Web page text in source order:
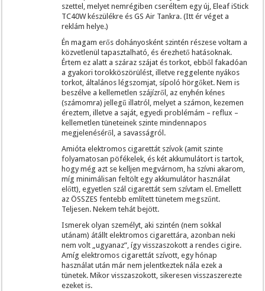
szettel, melyet nemrégiben cseréltem egy új, Eleaf iStick
TC40W készülékre és GS Air Tankra. (Itt ér véget a
reklám helye.)
Én magam erős dohányosként szintén részese voltam a
közvetlenül tapasztalható, és érezhető hatásoknak.
Értem ez alatt a száraz szájat és torkot, ebből fakadóan
a gyakori torokköszörülést, illetve reggelente nyákos
torkot, általános légszomjat, sípoló hörgőket. Nem is
beszélve a kellemetlen szájízről, az enyhén kénes
(számomra) jellegű illatról, melyet a számon, kezemen
éreztem, illetve a saját, egyedi problémám – reflux –
kellemetlen tüneteinek szinte mindennapos
megjelenéséről, a savasságról.
Amióta elektromos cigarettát szívok (amit szinte
folyamatosan pöfékelek, és két akkumulátort is tartok,
hogy még azt se kelljen megvárnom, ha szívni akarom,
míg minimálisan feltölt egy akkumulátor használat
előtt), egyetlen szál cigarettát sem szívtam el. Emellett
az ÖSSZES fentebb említett tünetem megszűnt.
Teljesen. Nekem tehát bejött.
Ismerek olyan személyt, aki szintén (nem sokkal
utánam) átállt elektromos cigarettára, azonban neki
nem volt „ugyanaz”, így visszaszokott a rendes cigire.
Amíg elektromos cigarettát szívott, egy hónap
használat után már nem jelentkeztek nála ezek a
tünetek. Mikor visszaszokott, sikeresen visszaszerezte
ezeket is.